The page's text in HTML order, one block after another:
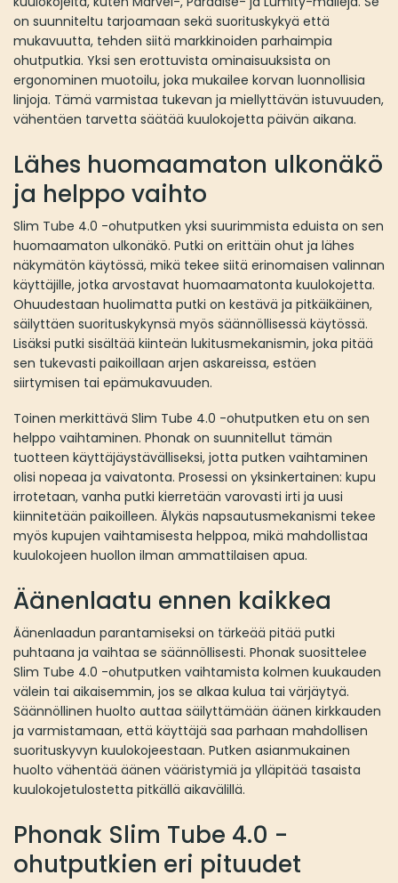
on suunniteltu tarjoamaan sekä suorituskykyä että
mukavuutta, tehden siitä markkinoiden parhaimpia
ohutputkia. Yksi sen erottuvista ominaisuuksista on
ergonominen muotoilu, joka mukailee korvan luonnollisia
linjoja. Tämä varmistaa tukevan ja miellyttävän istuvuuden,
vähentäen tarvetta säätää kuulokojetta päivän aikana.
Lähes huomaamaton ulkonäkö
ja helppo vaihto
Slim Tube 4.0 -ohutputken yksi suurimmista eduista on sen
huomaamaton ulkonäkö. Putki on erittäin ohut ja lähes
näkymätön käytössä, mikä tekee siitä erinomaisen valinnan
käyttäjille, jotka arvostavat huomaamatonta kuulokojetta.
Ohuudestaan huolimatta putki on kestävä ja pitkäikäinen,
säilyttäen suorituskykynsä myös säännöllisessä käytössä.
Lisäksi putki sisältää kiinteän lukitusmekanismin, joka pitää
sen tukevasti paikoillaan arjen askareissa, estäen
siirtymisen tai epämukavuuden.
Toinen merkittävä Slim Tube 4.0 -ohutputken etu on sen
helppo vaihtaminen. Phonak on suunnitellut tämän
tuotteen käyttäjäystävälliseksi, jotta putken vaihtaminen
olisi nopeaa ja vaivatonta. Prosessi on yksinkertainen: kupu
irrotetaan, vanha putki kierretään varovasti irti ja uusi
kiinnitetään paikoilleen. Älykäs napsautusmekanismi tekee
myös kupujen vaihtamisesta helppoa, mikä mahdollistaa
kuulokojeen huollon ilman ammattilaisen apua.
Äänenlaatu ennen kaikkea
Äänenlaadun parantamiseksi on tärkeää pitää putki
puhtaana ja vaihtaa se säännöllisesti. Phonak suosittelee
Slim Tube 4.0 -ohutputken vaihtamista kolmen kuukauden
välein tai aikaisemmin, jos se alkaa kulua tai värjäytyä.
Säännöllinen huolto auttaa säilyttämään äänen kirkkauden
ja varmistamaan, että käyttäjä saa parhaan mahdollisen
suorituskyvyn kuulokojeestaan. Putken asianmukainen
huolto vähentää äänen vääristymiä ja ylläpitää tasaista
kuulokojetulostetta pitkällä aikavälillä.
Phonak Slim Tube 4.0 -
ohutputkien eri pituudet